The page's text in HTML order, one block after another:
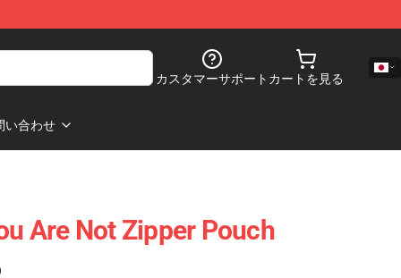
カスタマーサポート カートを見る
い合わせ
Are Not Zipper Pouch